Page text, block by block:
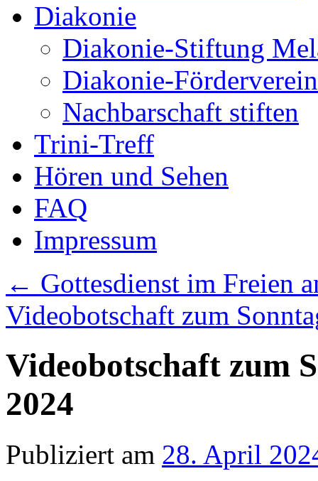
Diakonie
Diakonie-Stiftung
Diakonie-
Nachbarschaft stiften
Trini-Treff
Hören und Sehen
FAQ
Impressum
← Gottesdienst im Freien
Videobotschaft zum
Videobotschaft zum
2024
Publiziert am 28. April